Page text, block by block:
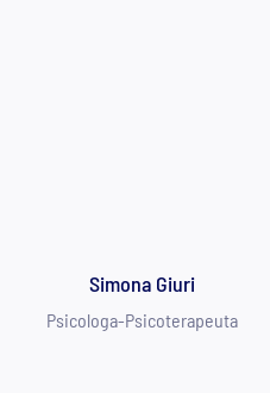
Simona Giuri
Psicologa-Psicoterapeuta